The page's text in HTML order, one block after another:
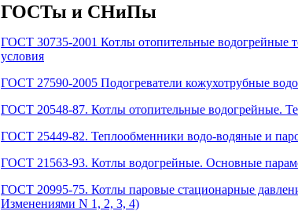
ГОСТы и СНиПы
ГОСТ 30735-2001 Котлы отопительные водогрейные
условия
ГОСТ 27590-2005 Подогреватели кожухотрубные
ГОСТ 20548-87. Котлы отопительные водогрейные.
ГОСТ 25449-82. Теплообменники водо-водяные и
ГОСТ 21563-93. Котлы водогрейные. Основные
ГОСТ 20995-75. Котлы паровые стационарные
Изменениями N 1, 2, 3, 4)